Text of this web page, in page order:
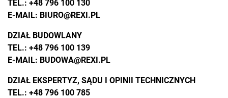
TEL.: +48 796 100 130
E-MAIL: BIURO@REXI.PL
DZIAŁ BUDOWLANY
TEL.: +48 796 100 139
E-MAIL: BUDOWA@REXI.PL
DZIAŁ EKSPERTYZ, SĄDU I OPINII TECHNICZNYCH
TEL.: +48 796 100 785